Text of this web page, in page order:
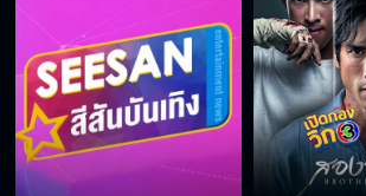
“เคท มาริลิน” เริ่ดเวอร์ !!
ดงทิฟฟานี่โชว์
“แจ็คกี้ ชาเคอลีน” เสิร์ฟจ
เรียนทำขนมไทยโบราณ ต้